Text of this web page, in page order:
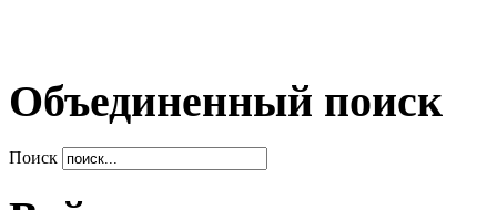
Объединенный поиск
Поиск